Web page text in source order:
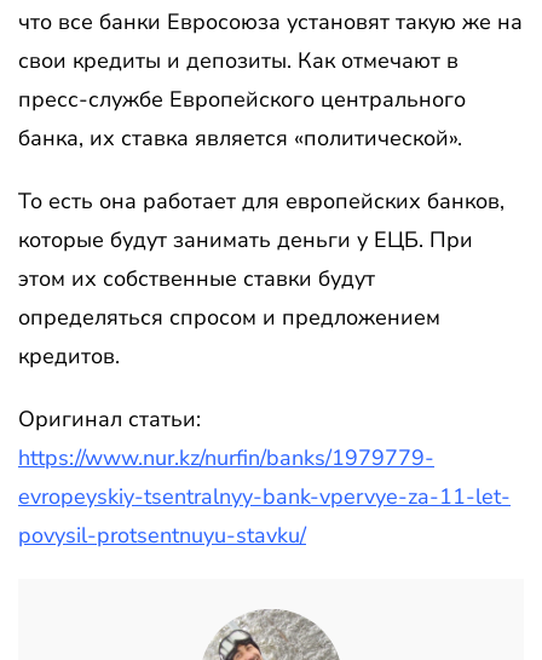
что все банки Евросоюза установят такую же на
свои кредиты и депозиты. Как отмечают в
пресс-службе Европейского центрального
банка, их ставка является «политической».
То есть она работает для европейских банков,
которые будут занимать деньги у ЕЦБ. При
этом их собственные ставки будут
определяться спросом и предложением
кредитов.
Оригинал статьи:
https://www.nur.kz/nurfin/banks/1979779-
evropeyskiy-tsentralnyy-bank-vpervye-za-11-let-
povysil-protsentnuyu-stavku/